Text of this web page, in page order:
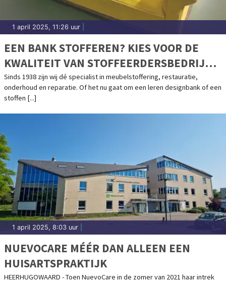
1 april 2025, 11:26 uur
EEN BANK STOFFEREN? KIES VOOR DE
KWALITEIT VAN STOFFEERDERSBEDRIJF
VAN ZETTEN
Sinds 1938 zijn wij dé specialist in meubelstoffering, restauratie,
onderhoud en reparatie. Of het nu gaat om een leren designbank of een
stoffen [...]
1 april 2025, 8:03 uur
NUEVOCARE MÉÉR DAN ALLEEN EEN
HUISARTSPRAKTIJK
HEERHUGOWAARD - Toen NuevoCare in de zomer van 2021 haar intrek